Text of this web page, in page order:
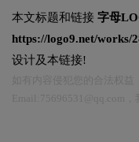
本文标题和链接 字母
https://logo9.net/works/
设计及本链接!